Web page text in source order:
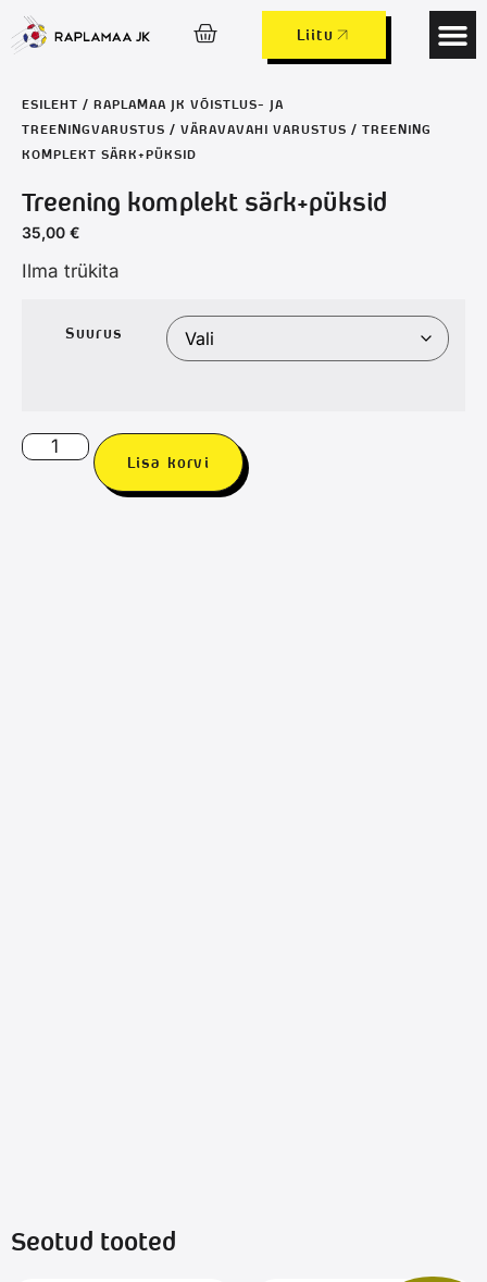
Liitu
ESILEHT / RAPLAMAA JK VÕISTLUS- JA
TREENINGVARUSTUS / VÄRAVAVAHI VARUSTUS / TREENING
KOMPLEKT SÄRK+PÜKSID
Treening komplekt särk+püksid
35,00 €
Ilma trükita
Suurus
Lisa korvi
Seotud tooted